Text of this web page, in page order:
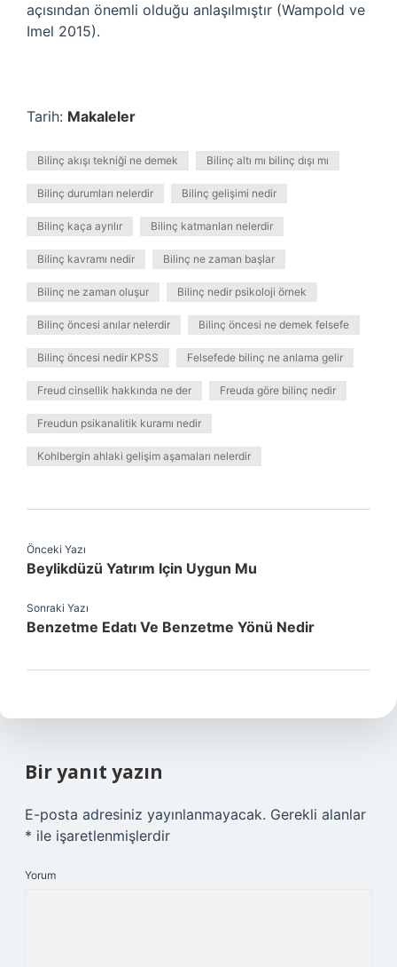
açısından önemli olduğu anlaşılmıştır (Wampold ve
Imel 2015).
Tarih: Makaleler
Bilinç akışı tekniği ne demek Bilinç altı mı bilinç dışı mı
Bilinç durumları nelerdir Bilinç gelişimi nedir
Bilinç kaça ayrılır Bilinç katmanları nelerdir
Bilinç kavramı nedir Bilinç ne zaman başlar
Bilinç ne zaman oluşur Bilinç nedir psikoloji örnek
Bilinç öncesi anılar nelerdir Bilinç öncesi ne demek felsefe
Bilinç öncesi nedir KPSS Felsefede bilinç ne anlama gelir
Freud cinsellik hakkında ne der Freuda göre bilinç nedir
Freudun psikanalitik kuramı nedir
Kohlbergin ahlaki gelişim aşamaları nelerdir
Önceki Yazı
Beylikdüzü Yatırım Için Uygun Mu
Sonraki Yazı
Benzetme Edatı Ve Benzetme Yönü Nedir
Bir yanıt yazın
E-posta adresiniz yayınlanmayacak. Gerekli alanlar
* ile işaretlenmişlerdir
Yorum